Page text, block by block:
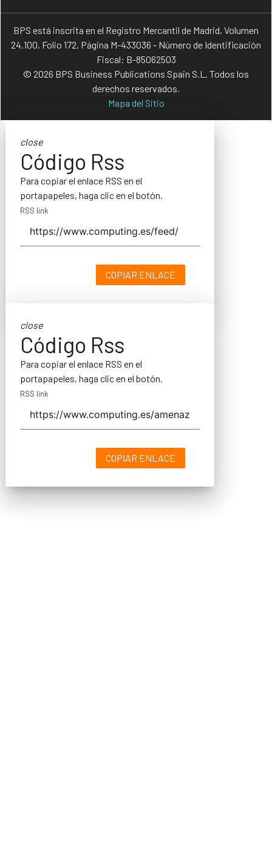
BPS está inscrita en el Registro Mercantil de Madrid, Volumen
24.100, Folio 172, Página M-433036 - Número de Identificación
Fiscal: B-85062503
© 2026 BPS Business Publications Spain S.L. Todos los
derechos reservados.
Mapa del Sitio
close
Código Rss
Para copiar el enlace RSS en el
portapapeles, haga clic en el botón.
RSS link
COPIAR ENLACE
close
Código Rss
Para copiar el enlace RSS en el
portapapeles, haga clic en el botón.
RSS link
COPIAR ENLACE